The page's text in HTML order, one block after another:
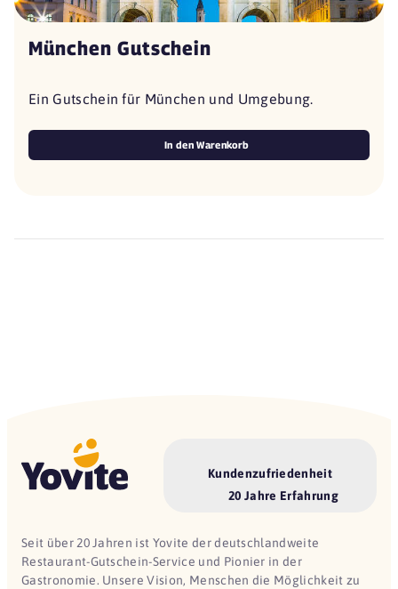
München Gutschein
Ein Gutschein für München und Umgebung.
In den Warenkorb
Kundenzufriedenheit
20 Jahre Erfahrung
Seit über 20 Jahren ist Yovite der deutschlandweite
Restaurant-Gutschein-Service und Pionier in der
Gastronomie. Unsere Vision, Menschen die Möglichkeit zu